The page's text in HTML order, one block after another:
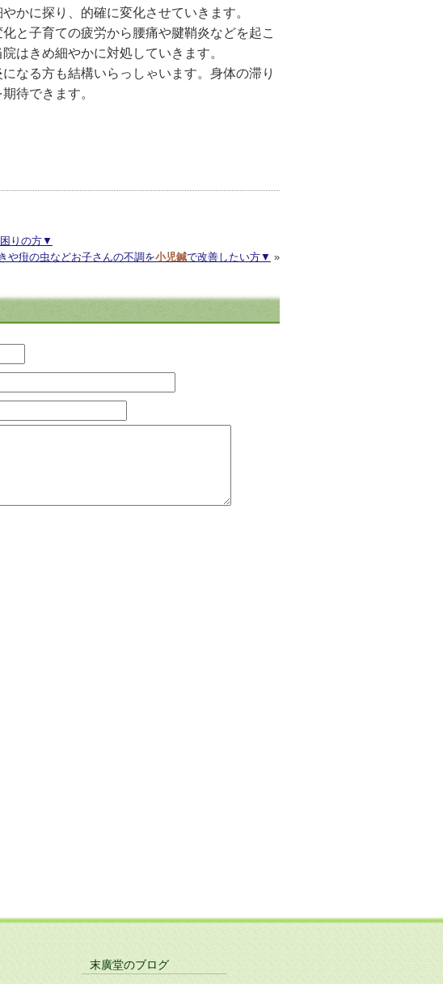
かに探り、的確に変化させていきます。
と子育ての疲労から腰痛や腱鞘炎などを起こ
はきめ細やかに対処していきます。
なる方も結構いらっしゃいます。身体の滞り
待できます。
りの方▼
や疳の虫などお子さんの不調を小児鍼で改善したい方▼ »
末廣堂のブログ